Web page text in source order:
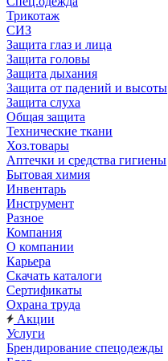
Трикотаж
СИЗ
Защита глаз и лица
Защита головы
Защита дыхания
Защита от падений и высоты
Защита слуха
Общая защита
Технические ткани
Хоз.товары
Аптечки и средства гигиены
Бытовая химия
Инвентарь
Инструмент
Разное
Компания
О компании
Карьера
Cкачать каталоги
Сертификаты
Охрана труда
Акции
Услуги
Брендирование спецодежды